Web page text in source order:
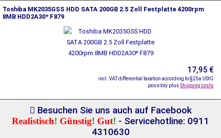
Toshiba MK2035GSS HDD SATA 200GB 2.5 Zoll Festplatte 4200rpm
8MB HDD2A30* F879
17,95 €
incl. VAT differential taxation according to §25a UStG
possibly plus Shipping costs
Besuchen Sie uns auch auf Facebook
Realistisch! Günstig! Gut! - Servicehotline: 0911
4310630